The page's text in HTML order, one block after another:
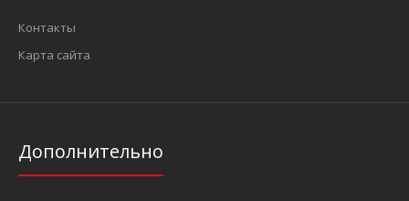
Контакты
Карта сайта
Дополнительно